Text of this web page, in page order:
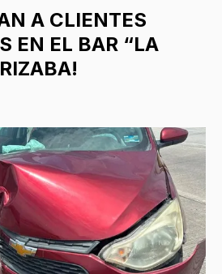
A CLIENTES
EN EL BAR “LA